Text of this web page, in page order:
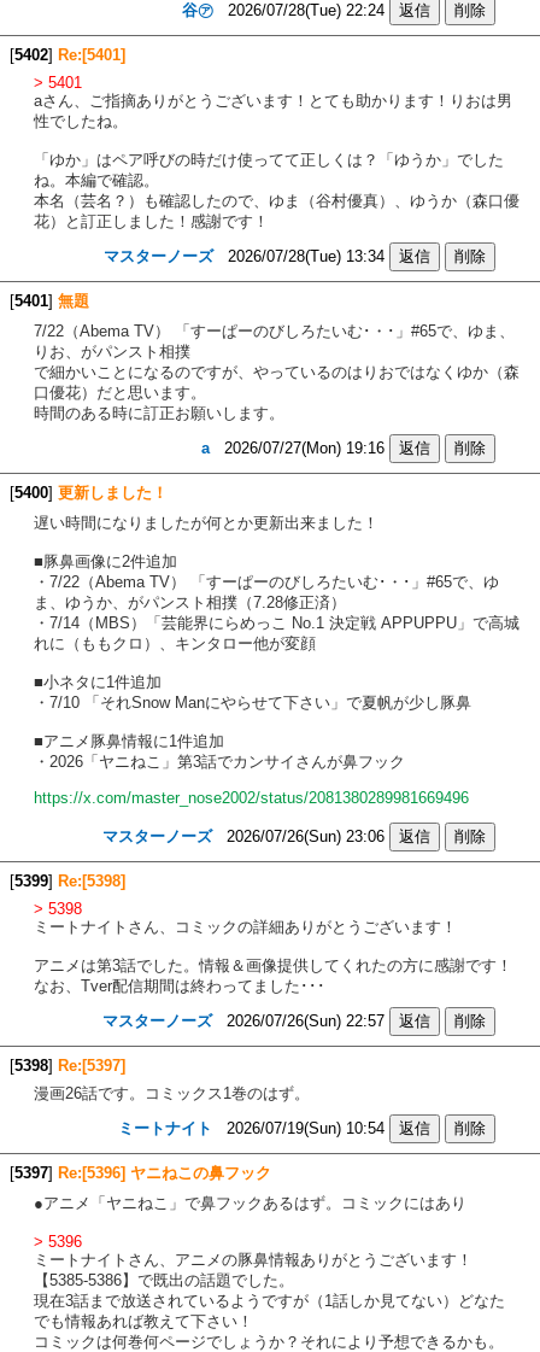
谷㋐ 2026/07/28(Tue) 22:24
[5402] Re:[5401]
> 5401
aさん、ご指摘ありがとうございます！とても助かります！りおは男
性でしたね。
「ゆか」はペア呼びの時だけ使ってて正しくは？「ゆうか」でした
ね。本編で確認。
本名（芸名？）も確認したので、ゆま（谷村優真）、ゆうか（森口優
花）と訂正しました！感謝です！
マスターノーズ2026/07/28(Tue) 13:34
[5401] 無題
7/22（Abema TV） 「すーぱーのびしろたいむ･・･」#65で、ゆま、
りお、がパンスト相撲
で細かいことになるのですが、やっているのはりおではなくゆか（森
口優花）だと思います。
時間のある時に訂正お願いします。
a2026/07/27(Mon) 19:16
[5400] 更新しました！
遅い時間になりましたが何とか更新出来ました！
■豚鼻画像に2件追加
・7/22（Abema TV） 「すーぱーのびしろたいむ･・･」#65で、ゆ
ま、ゆうか、がパンスト相撲（7.28修正済）
・7/14（MBS）「芸能界にらめっこ No.1 決定戦 APPUPPU」で高城
れに（ももクロ）、キンタロー他が変顔
■小ネタに1件追加
・7/10 「それSnow Manにやらせて下さい」で夏帆が少し豚鼻
■アニメ豚鼻情報に1件追加
・2026「ヤニねこ」第3話でカンサイさんが鼻フック
https://x.com/master_nose2002/status/2081380289981669496
マスターノーズ2026/07/26(Sun) 23:06
[5399] Re:[5398]
> 5398
ミートナイトさん、コミックの詳細ありがとうございます！
アニメは第3話でした。情報＆画像提供してくれたの方に感謝です！
なお、Tver配信期間は終わってました･･･
マスターノーズ2026/07/26(Sun) 22:57
[5398] Re:[5397]
漫画26話です。コミックス1巻のはず。
ミートナイト
2026/07/19(Sun) 10:54
[5397] Re:[5396] ヤニねこの鼻フック
●アニメ「ヤニねこ」で鼻フックあるはず。コミックにはあり
> 5396
ミートナイトさん、アニメの豚鼻情報ありがとうございます！
【5385-5386】で既出の話題でした。
現在3話まで放送されているようですが（1話しか見てない）どなた
でも情報あれば教えて下さい！
コミックは何巻何ページでしょうか？それにより予想できるかも。